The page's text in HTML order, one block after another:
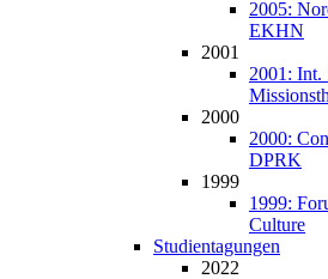
2005:
EKHN
2001
2001: Int.
2000
2000:
DPRK
1999
1999:
Culture
Studientagungen
2022